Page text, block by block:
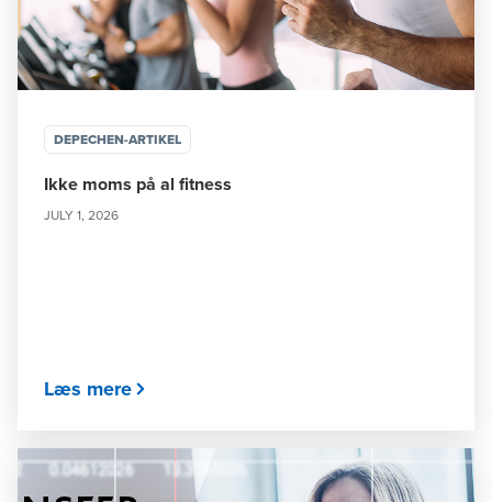
DEPECHEN-ARTIKEL
Ikke moms på al fitness
JULY 1, 2026
Læs mere